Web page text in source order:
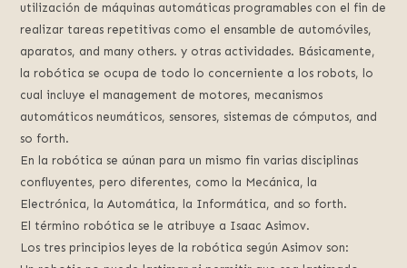
utilización de máquinas automáticas programables con el fin de
realizar tareas repetitivas como el ensamble de automóviles,
aparatos, and many others. y otras actividades. Básicamente,
la robótica se ocupa de todo lo concerniente a los robots, lo
cual incluye el management de motores, mecanismos
automáticos neumáticos, sensores, sistemas de cómputos, and
so forth.
En la robótica se aúnan para un mismo fin varias disciplinas
confluyentes, pero diferentes, como la Mecánica, la
Electrónica, la Automática, la Informática, and so forth.
El término robótica se le atribuye a Isaac Asimov.
Los tres principios leyes de la robótica según Asimov son: